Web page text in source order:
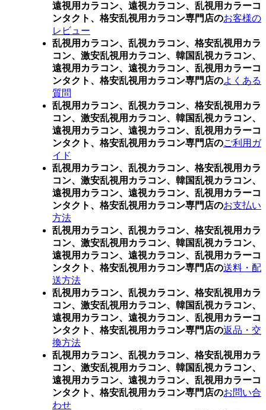
遠視用カラコン、遠視カラコン、乱視用カラーコ
ンタクト、格安乱視用カラコン専門店のお客様の
レビュー
乱視用カラコン、乱視カラコン、格安乱視用カラ
コン、激安乱視用カラコン、韓国乱視カラコン、
遠視用カラコン、遠視カラコン、乱視用カラーコ
ンタクト、格安乱視用カラコン専門店のよくある
質問
乱視用カラコン、乱視カラコン、格安乱視用カラ
コン、激安乱視用カラコン、韓国乱視カラコン、
遠視用カラコン、遠視カラコン、乱視用カラーコ
ンタクト、格安乱視用カラコン専門店のご利用ガ
イド
乱視用カラコン、乱視カラコン、格安乱視用カラ
コン、激安乱視用カラコン、韓国乱視カラコン、
遠視用カラコン、遠視カラコン、乱視用カラーコ
ンタクト、格安乱視用カラコン専門店のお支払い
方法
乱視用カラコン、乱視カラコン、格安乱視用カラ
コン、激安乱視用カラコン、韓国乱視カラコン、
遠視用カラコン、遠視カラコン、乱視用カラーコ
ンタクト、格安乱視用カラコン専門店の送料・配
送方法
乱視用カラコン、乱視カラコン、格安乱視用カラ
コン、激安乱視用カラコン、韓国乱視カラコン、
遠視用カラコン、遠視カラコン、乱視用カラーコ
ンタクト、格安乱視用カラコン専門店の返品・交
換方法
乱視用カラコン、乱視カラコン、格安乱視用カラ
コン、激安乱視用カラコン、韓国乱視カラコン、
遠視用カラコン、遠視カラコン、乱視用カラーコ
ンタクト、格安乱視用カラコン専門店のお問い合
わせ